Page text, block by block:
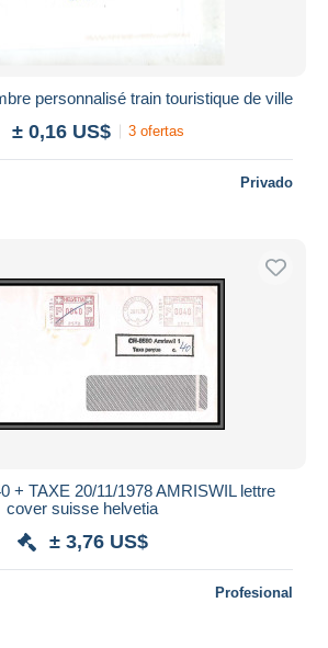
personnalisé train touristique de ville
± 0,16 US$ 3 ofertas
Privado
+ TAXE 20/11/1978 AMRISWIL lettre
cover suisse helvetia
± 3,76 US$
Profesional